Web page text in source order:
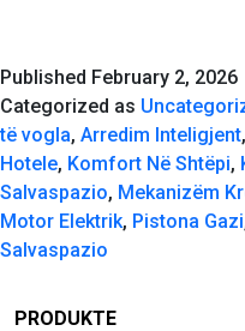
Published February 2, 2026
Categorized as
të vogla, Arredim Inteligjent,
Hotele, Komfort Në Shtëpi,
Salvaspazio, Mekanizëm
Motor Elektrik, Pistona Gazi
Salvaspazio
PRODUKTE